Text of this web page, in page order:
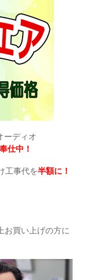
ーディオ
仕中！
工事代を半額に！
お買い上げの方に